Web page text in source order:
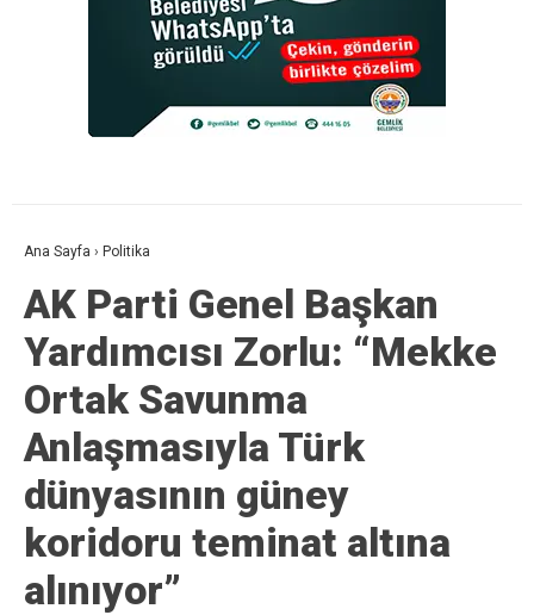
Ana Sayfa › Politika
AK Parti Genel Başkan
Yardımcısı Zorlu: “Mekke
Ortak Savunma
Anlaşmasıyla Türk
dünyasının güney
koridoru teminat altına
alınıyor”